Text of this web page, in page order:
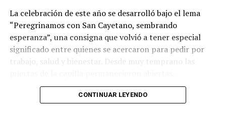
La celebración de este año se desarrolló bajo el lema
“Peregrinamos con San Cayetano, sembrando
esperanza”, una consigna que volvió a tener especial
significado entre quienes se acercaron para pedir por
trabajo, salud y bienestar. Desde muy temprano las
La imagen del santo salió del santuario de Moreno al
CONTINUAR LEYENDO